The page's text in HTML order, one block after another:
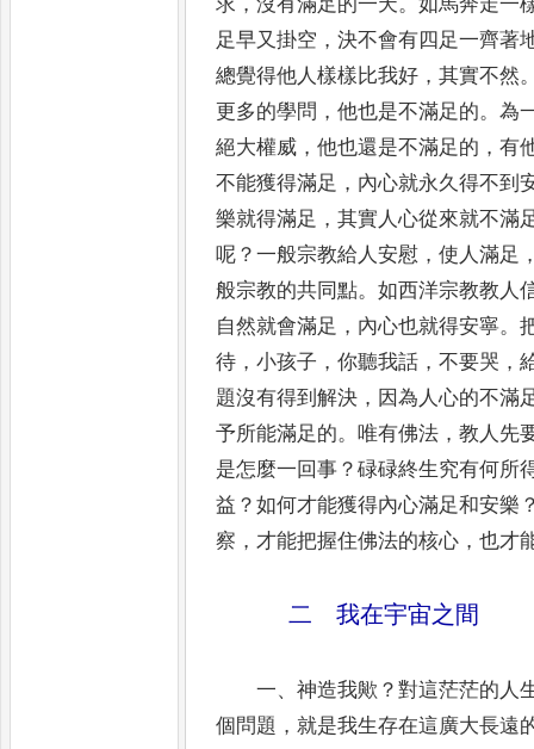
足早又掛空 ，決不會有四足一齊著
總覺得他人樣樣比我好 ，其實不然
更多的學問 ，他也是不滿足的。為
絕大權威 ，他也還是不滿足的 ，有
不能獲得滿足 ， 內心就永久得不到
樂就得滿足 ，其實人心從來就不滿
呢 ？一般宗教給人安慰 ，使人滿足
般宗教的共同點。如西洋宗教教人
自然就會滿足 ， 內心也就得安寧。
待 ，小孩子 ，你聽我話 ，不要哭 ，
題沒有得到解決 ， 因為人心的不滿
予所能滿足的。 唯有佛法 ，教人先
是怎麼一回事 ？碌碌終生究有何所
益 ？如何才能獲得內心滿足和安樂
察 ， 才能把握住佛法的核心 ，也才
二 我在宇宙之間
一、神造我歟 ？對這茫茫的人
個問題 ，就是我生存在這廣大長遠